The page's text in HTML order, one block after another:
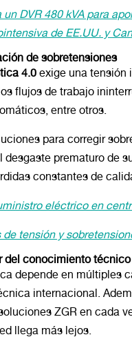
DVR 480 kVA para
de EE.UU. y
de sobretensiones
4.0 exige una tensión
flujos de trabajo
entre otros.
para corregir
prematuro de
constantes de
eléctrico en
tensión y
del conocimiento técnico
depende en múltiples
internacional.
ZGR en cada
llega más lejos.